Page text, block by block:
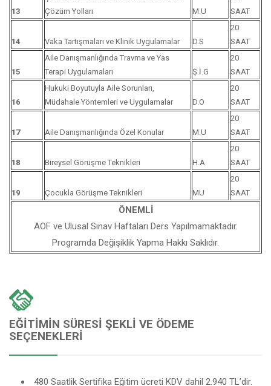
13
Çözüm Yolları
M.U
SAAT
14 Vaka Tartışmaları ve Klinik Uygulamalar D.S
20
SAAT
15
Aile Danışmanlığında Travma ve Yas
Terapi Uygulamaları
Ş.İ.G
20
SAAT
16
Hukuki Boyutuyla Aile Sorunları,
Müdahale Yöntemleri ve Uygulamalar
D.O
20
SAAT
17 Aile Danışmanlığında Özel Konular M.U
20
SAAT
18 Bireysel Görüşme Teknikleri H.A
20
SAAT
19 Çocukla Görüşme Teknikleri MU
20
SAAT
ÖNEMLİ
AOF ve Ulusal Sınav Haftaları Ders Yapılmamaktadır.
Programda Değişiklik Yapma Hakkı Saklıdır.
EĞITIMIN SÜRESI ŞEKLI VE ÖDEME
SEÇENEKLERI
480 Saatlik Sertifika Eğitim ücreti KDV dahil 2.940 TL’dir.